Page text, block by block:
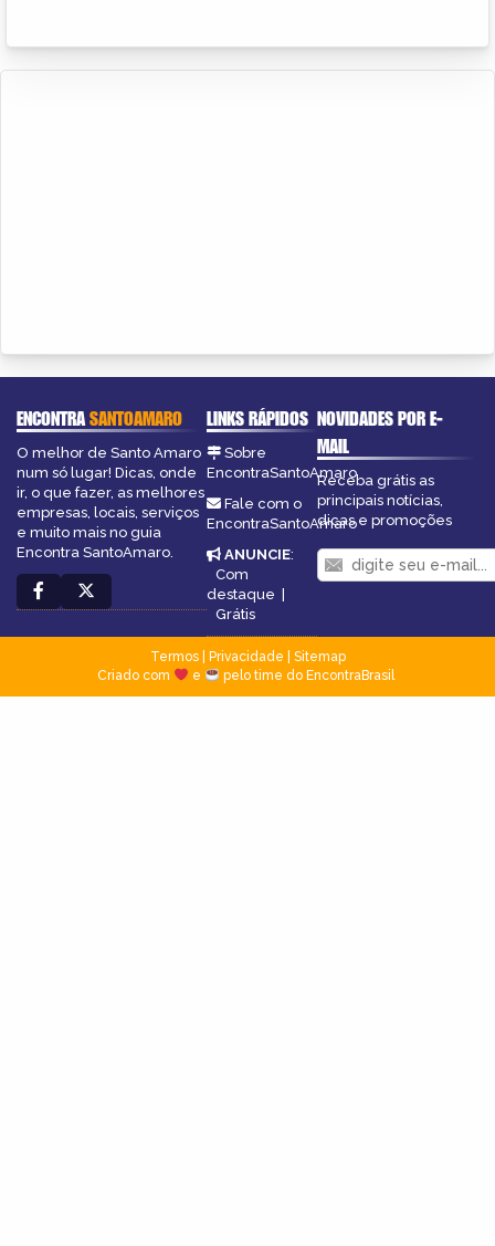
ENCONTRASANTOAMARO
O melhor de Santo Amaro
num só lugar! Dicas, onde
ir, o que fazer, as melhores
empresas, locais, serviços
e muito mais no guia
Encontra SantoAmaro.
LINKS RÁPIDOS
Sobre
EncontraSantoAmaro
Fale com o
EncontraSantoAmaro
ANUNCIE:
Com
destaque |
Grátis
NOVIDADES POR E-
MAIL
Receba grátis as
principais notícias,
dicas e promoções
Termos| Privacidade
Sitemap
Criado com
e pelo time do EncontraBrasil